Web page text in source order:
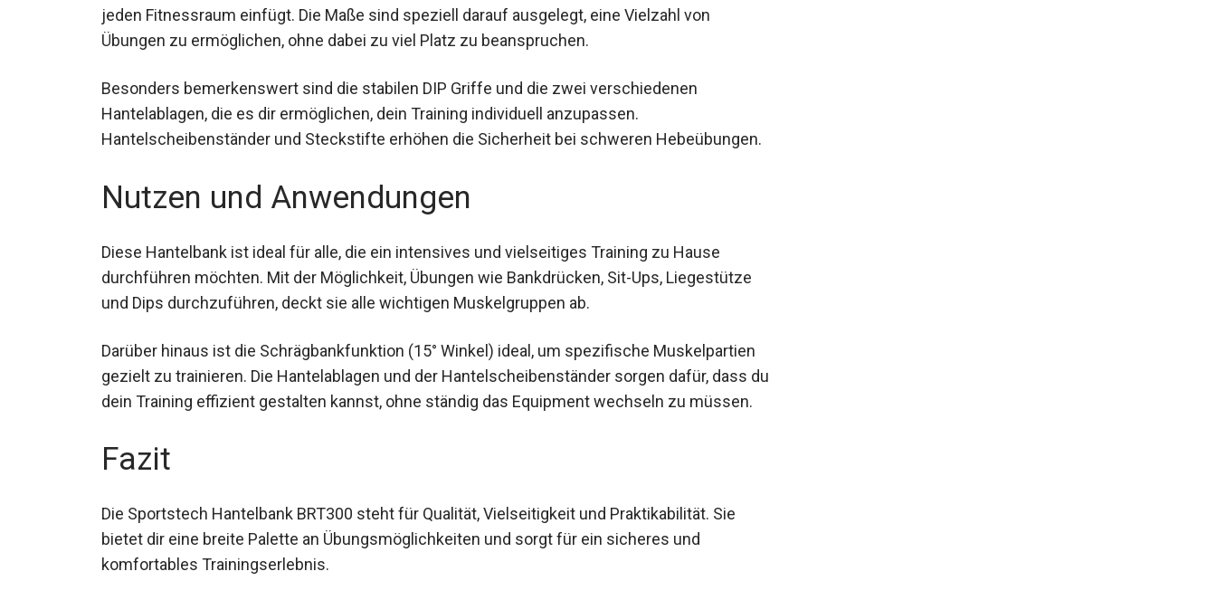
jeden Fitnessraum einfügt. Die Maße sind speziell darauf ausgelegt, eine Vielzahl von
Übungen zu ermöglichen, ohne dabei zu viel Platz zu beanspruchen.
Besonders bemerkenswert sind die stabilen DIP Griffe und die zwei verschiedenen
Hantelablagen, die es dir ermöglichen, dein Training individuell anzupassen.
Hantelscheibenständer und Steckstifte erhöhen die Sicherheit bei schweren Hebeübungen.
Nutzen und Anwendungen
Diese Hantelbank ist ideal für alle, die ein intensives und vielseitiges Training zu Hause
durchführen möchten. Mit der Möglichkeit, Übungen wie Bankdrücken, Sit-Ups, Liegestütze
und Dips durchzuführen, deckt sie alle wichtigen Muskelgruppen ab.
Darüber hinaus ist die Schrägbankfunktion (15° Winkel) ideal, um spezifische Muskelpartien
gezielt zu trainieren. Die Hantelablagen und der Hantelscheibenständer sorgen dafür, dass
du dein Training effizient gestalten kannst, ohne ständig das Equipment wechseln zu
Fazit
Die Sportstech Hantelbank BRT300 steht für Qualität, Vielseitigkeit und Praktikabilität. Sie
bietet dir eine breite Palette an Übungsmöglichkeiten und sorgt für ein sicheres und